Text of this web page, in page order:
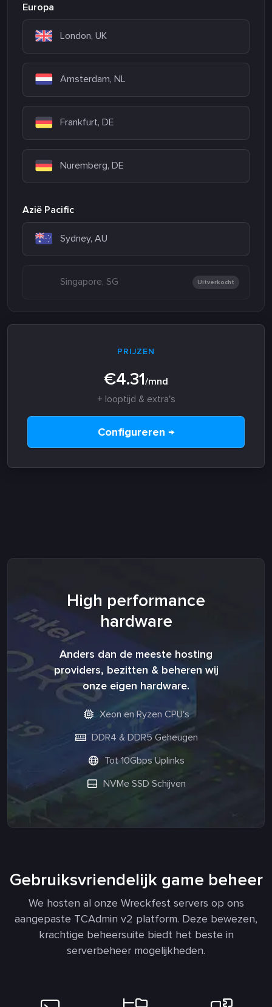
Europa
London, UK
Amsterdam, NL
Frankfurt, DE
Nuremberg, DE
Azië Pacific
Sydney, AU
Singapore, SG Uitverkocht
PRIJZEN
€4.31/mnd
+ looptijd & extra's
Configureren →
High performance
hardware
Anders dan de meeste hosting
providers, bezitten & beheren wij
onze eigen hardware.
Xeon en Ryzen CPU's
DDR4 & DDR5 Geheugen
Tot 10Gbps Uplinks
NVMe SSD Schijven
Gebruiksvriendelijk game beheer
We hosten al onze Wreckfest servers op ons
aangepaste TCAdmin v2 platform. Deze bewezen,
krachtige beheersuite biedt het beste in
serverbeheer mogelijkheden.